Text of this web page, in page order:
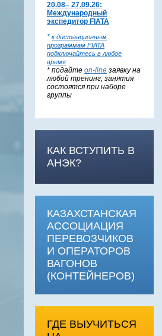
20.08– 27.09.26:
Международный
экспедитор FIATA
* к дистанционным
программам FIATA
подключайтесь в любое
время
* подайте on-line заявку на
любой тренинг, занятия
состоятся при наборе
группы
КАК ВСТУПИТЬ В
АНЭК?
КАЗАХСТАНСКАЯ
АССОЦИАЦИЯ
ПЕРЕВОЗЧИКОВ
И ОПЕРАТОРОВ
ВАГОНОВ
(КОНТЕЙНЕРОВ)
ГДЕ ВЫУЧИТЬСЯ